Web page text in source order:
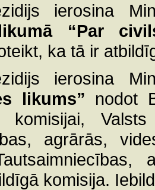
ierosina
“Par
ka tā ir
ierosina
likums” nodot
komisijai,
agrārās,
komisija.